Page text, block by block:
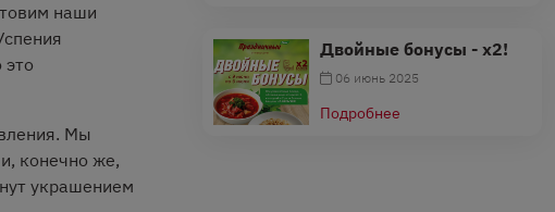
наши
Мы
конечно же,
украшением
Двойные бонусы - х2!
06 июнь 2025
Подробнее